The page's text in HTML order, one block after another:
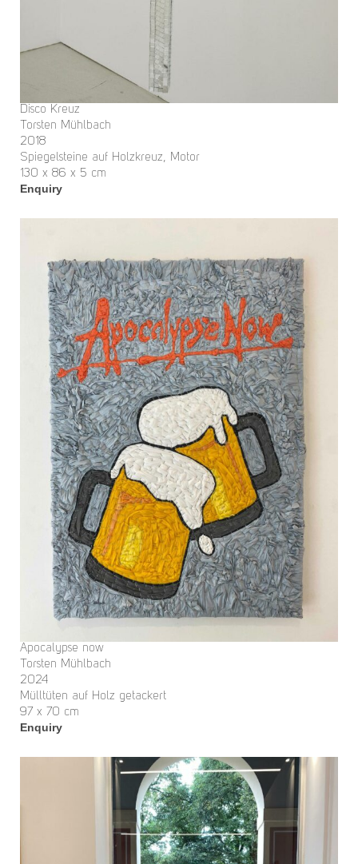
Disco Kreuz
Torsten Mühlbach
2018
Spiegelsteine auf Holzkreuz, Motor
130 x 86 x 5 cm
Enquiry
Apocalypse now
Torsten Mühlbach
2024
Mülltüten auf Holz getackert
97 x 70 cm
Enquiry